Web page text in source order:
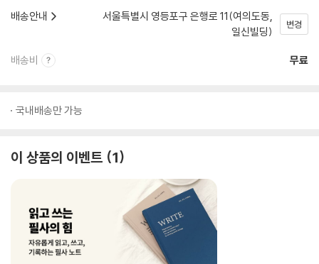
배송안내
서울특별시 영등포구 은행로 11(여의도동,
일신빌딩)
변경
배송비 무료
국내배송만 가능
이 상품의 이벤트 1